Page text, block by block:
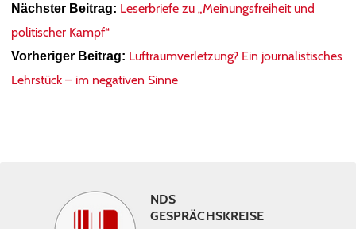
Nächster Beitrag: Leserbriefe zu „Meinungsfreiheit und
politischer Kampf“
Vorheriger Beitrag: Luftraumverletzung? Ein journalistisches
Lehrstück – im negativen Sinne
NDS
GESPRÄCHSKREISE